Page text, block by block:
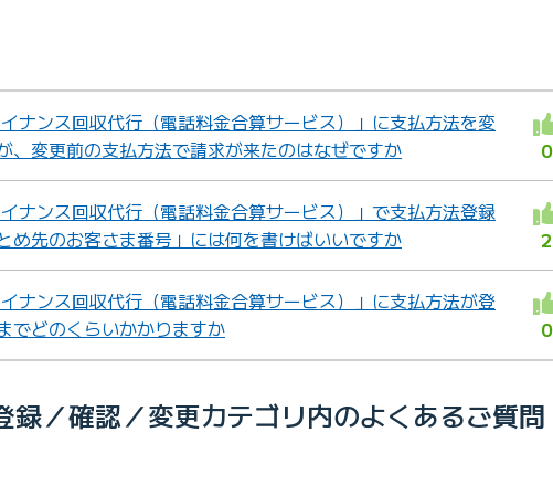
ナンス回収代行（電話料金合算サービス）」に支払方法を変
、変更前の支払方法で請求が来たのはなぜですか
0
ナンス回収代行（電話料金合算サービス）」で支払方法登録
め先のお客さま番号」には何を書けばいいですか
2
ナンス回収代行（電話料金合算サービス）」に支払方法が登
でどのくらいかかりますか
0
録／確認／変更カテゴリ内のよくあるご質問